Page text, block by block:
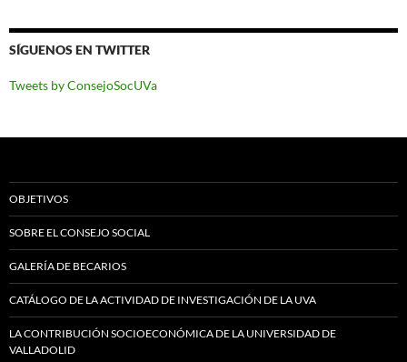
SÍGUENOS EN TWITTER
Tweets by ConsejoSocUVa
OBJETIVOS
SOBRE EL CONSEJO SOCIAL
GALERÍA DE BECARIOS
CATÁLOGO DE LA ACTIVIDAD DE INVESTIGACIÓN DE LA UVA
LA CONTRIBUCIÓN SOCIOECONÓMICA DE LA UNIVERSIDAD DE
VALLADOLID